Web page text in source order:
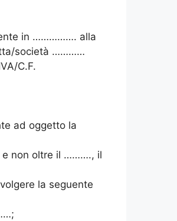
in ……………. alla
società …………
C.F.
ad oggetto la
e non oltre il ………., il
la seguente